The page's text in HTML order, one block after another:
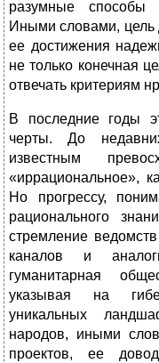
разумные способы
Иными словами, цель
ее достижения
не только конечная
отвечать критериям
В последние годы
черты. До
известным
«иррациональное»,
Но прогрессу,
рационального
стремление
каналов и
гуманитарная
указывая на
уникальных
народов, иными
проектов, ее